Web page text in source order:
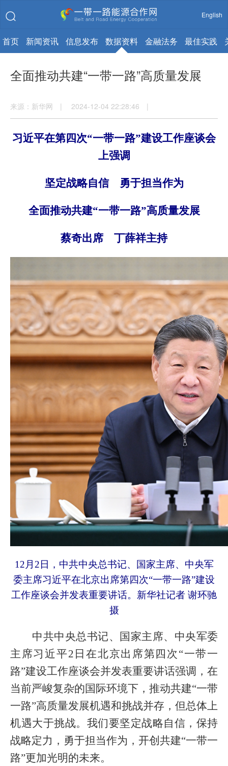
English
首页 新闻资讯 信息发布 数据资料 金融法务 最佳实践
全面推动共建“一带一路”高质量发展
来源：新华网 | 2024-12-04 22:28:46 |
习近平在第四次“一带一路”建设工作座谈会
上强调
坚定战略自信 勇于担当作为
全面推动共建“一带一路”高质量发展
蔡奇出席 丁薛祥主持
12月2日，中共中央总书记、国家主席、中央军
委主席习近平在北京出席第四次“一带一路”建设
工作座谈会并发表重要讲话。新华社记者 谢环驰
摄
中共中央总书记、国家主席、中央军委
主席习近平2日在北京出席第四次“一带一
路”建设工作座谈会并发表重要讲话强调，在
当前严峻复杂的国际环境下，推动共建“一带
一路”高质量发展机遇和挑战并存，但总体上
机遇大于挑战。我们要坚定战略自信，保持
战略定力，勇于担当作为，开创共建“一带一
路”更加光明的未来。